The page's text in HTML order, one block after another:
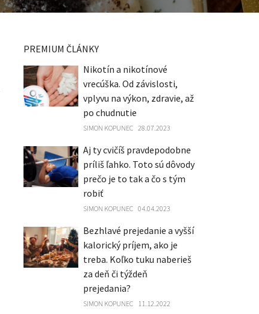
PREMIUM ČLÁNKY
Nikotín a nikotínové
vrecúška. Od závislosti,
vplyvu na výkon, zdravie, až
po chudnutie
SIMON KOPUNEC 28.07.2023
Aj ty cvičíš pravdepodobne
príliš ľahko. Toto sú dôvody
prečo je to tak a čo s tým
robiť
SIMON KOPUNEC 04.04.2023
Bezhlavé prejedanie a vyšší
kalorický príjem, ako je
treba. Koľko tuku naberieš
za deň či týždeň
prejedania?
SIMON KOPUNEC 11.12.2022